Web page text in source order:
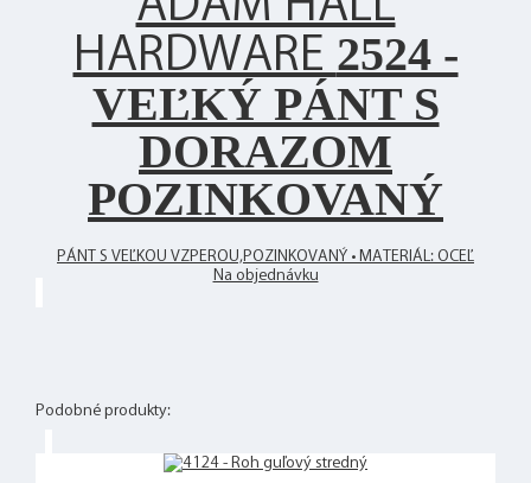
HARDWARE 2524 -
VEĽKÝ PÁNT S
DORAZOM
POZINKOVANÝ
PÁNT S VEĽKOU VZPEROU,POZINKOVANÝ • MATERIÁL: OCEĽ
Na objednávku
Podobné produkty: